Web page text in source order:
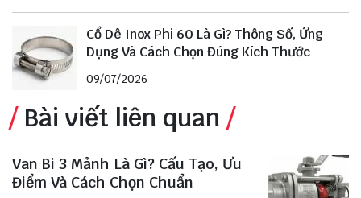
Cổ Dê Inox Phi 60 Là Gì? Thông Số, Ứng
Dụng Và Cách Chọn Đúng Kích Thước
09/07/2026
Bài viết liên quan
Van Bi 3 Mảnh Là Gì? Cấu Tạo, Ưu
Điểm Và Cách Chọn Chuẩn